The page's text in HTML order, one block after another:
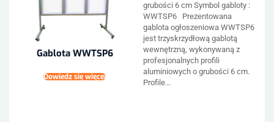
Gablota WWTSP6
Dowiedz się więcej
grubości 6 cm Symbol gabloty :
WWTSP6 Prezentowana
gablota ogłoszeniowa WWTSP6
jest trzyskrzydłową gablotą
wewnętrzną, wykonywaną z
profesjonalnych profili
aluminiowych o grubości 6 cm.
Profile...